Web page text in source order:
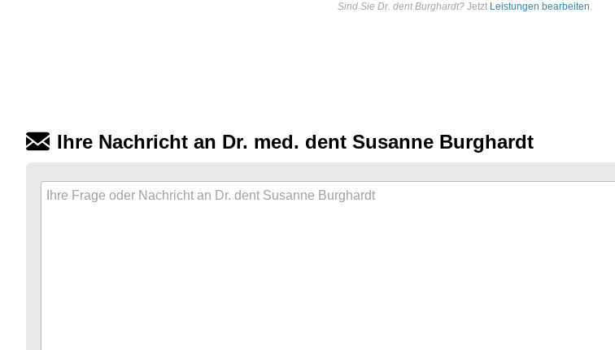
Sind Sie Dr. dent Burghardt? Jetzt Leistungen bearbeiten.
Ihre Nachricht an Dr. med. dent Susanne Burghardt